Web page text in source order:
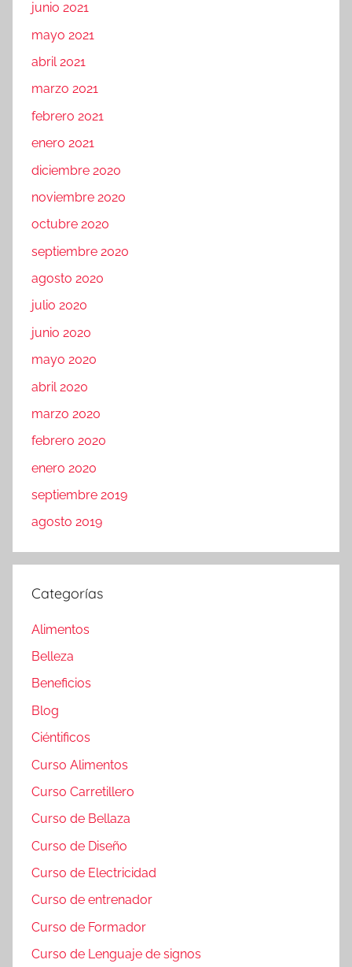
junio 2021
mayo 2021
abril 2021
marzo 2021
febrero 2021
enero 2021
diciembre 2020
noviembre 2020
octubre 2020
septiembre 2020
agosto 2020
julio 2020
junio 2020
mayo 2020
abril 2020
marzo 2020
febrero 2020
enero 2020
septiembre 2019
agosto 2019
Categorías
Alimentos
Belleza
Beneficios
Blog
Ciéntificos
Curso Alimentos
Curso Carretillero
Curso de Bellaza
Curso de Diseño
Curso de Electricidad
Curso de entrenador
Curso de Formador
Curso de Lenguaje de signos